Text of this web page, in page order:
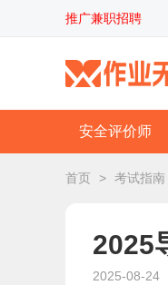
推广兼职招聘
安全评价师
首页 > 考试指南
2025
2025-08-24